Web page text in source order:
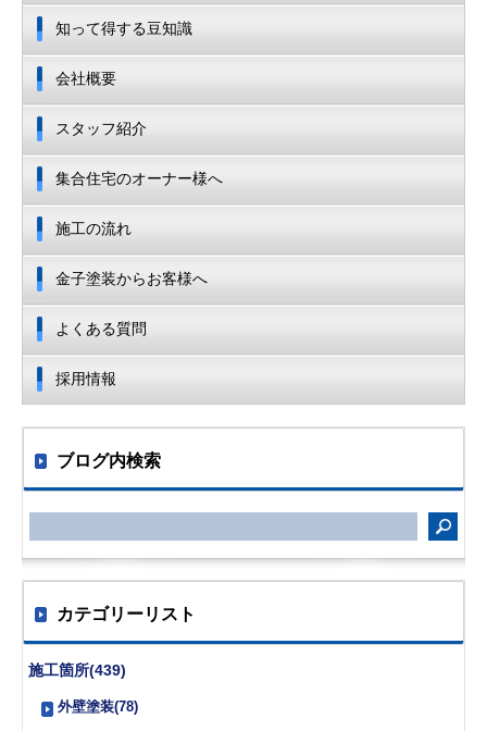
知って得する豆知識
会社概要
スタッフ紹介
集合住宅のオーナー様へ
施工の流れ
金子塗装からお客様へ
よくある質問
採用情報
ブログ内検索
カテゴリーリスト
施工箇所(439)
外壁塗装(78)